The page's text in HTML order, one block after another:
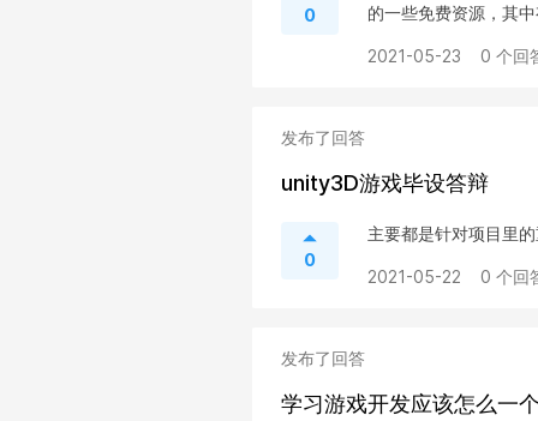
0
的一些免费资源，其
2021-05-23 0 个回
发布了回答
unity3D游戏毕设答辩
0
主要都是针对项目里
2021-05-22 0 个回
发布了回答
学习游戏开发应该怎么一